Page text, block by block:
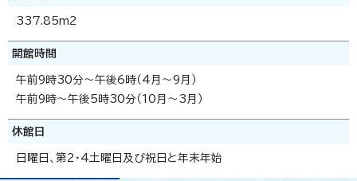
337.85m2
開館時間
午前9時30分～午後6時（4月～9月）
午前9時～午後5時30分（10月～3月）
休館日
日曜日、第2・4土曜日及び祝日と年末年始